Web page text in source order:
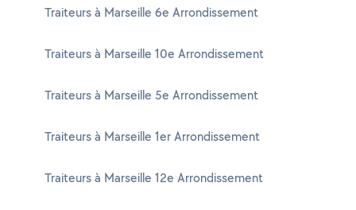
Traiteurs à Marseille 6e Arrondissement
Traiteurs à Marseille 10e Arrondissement
Traiteurs à Marseille 5e Arrondissement
Traiteurs à Marseille 1er Arrondissement
Traiteurs à Marseille 12e Arrondissement